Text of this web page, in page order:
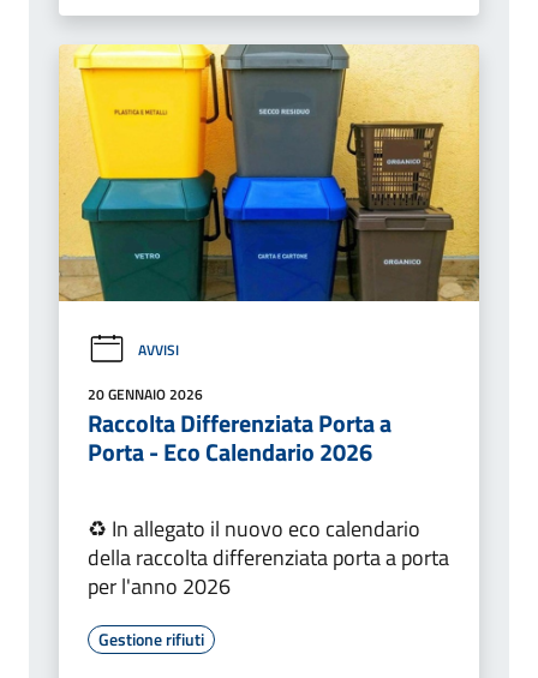
AVVISI
20 GENNAIO 2026
Raccolta Differenziata Porta a
Porta - Eco Calendario 2026
♻️ In allegato il nuovo eco calendario
della raccolta differenziata porta a porta
per l'anno 2026
Gestione rifiuti